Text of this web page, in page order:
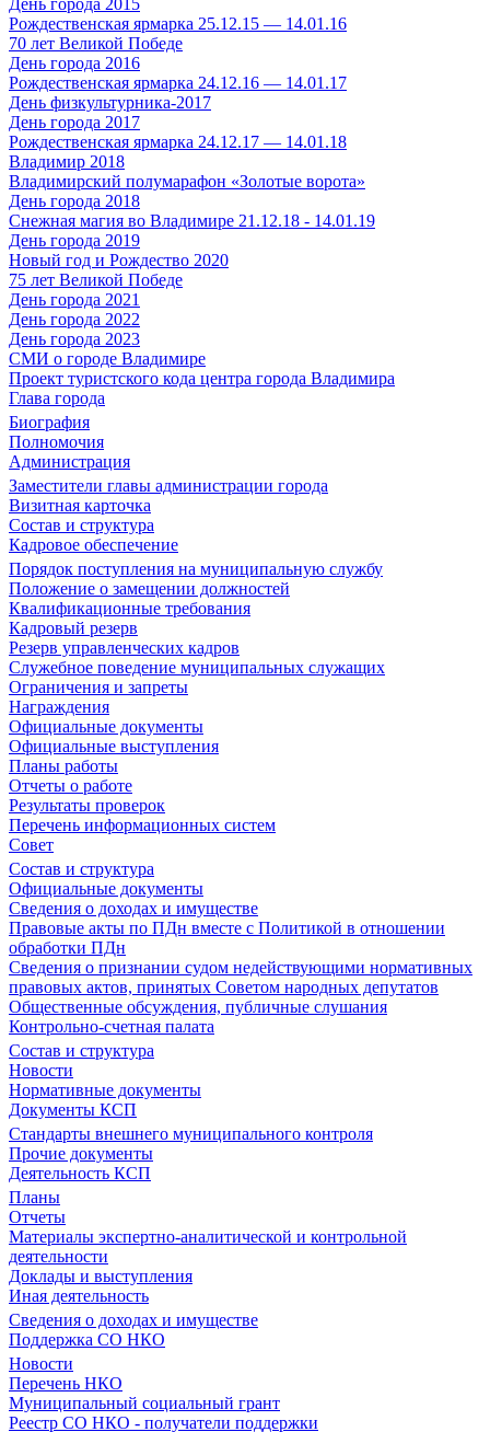
День города 2015
Рождественская ярмарка 25.12.15 — 14.01.16
70 лет Великой Победе
День города 2016
Рождественская ярмарка 24.12.16 — 14.01.17
День физкультурника-2017
День города 2017
Рождественская ярмарка 24.12.17 — 14.01.18
Владимир 2018
Владимирский полумарафон «Золотые ворота»
День города 2018
Снежная магия во Владимире 21.12.18 - 14.01.19
День города 2019
Новый год и Рождество 2020
75 лет Великой Победе
День города 2021
День города 2022
День города 2023
СМИ о городе Владимире
Проект туристского кода центра города Владимира
Глава города
Биография
Полномочия
Администрация
Заместители главы администрации города
Визитная карточка
Состав и структура
Кадровое обеспечение
Порядок поступления на муниципальную службу
Положение о замещении должностей
Квалификационные требования
Кадровый резерв
Резерв управленческих кадров
Служебное поведение муниципальных служащих
Ограничения и запреты
Награждения
Официальные документы
Официальные выступления
Планы работы
Отчеты о работе
Результаты проверок
Перечень информационных систем
Совет
Состав и структура
Официальные документы
Сведения о доходах и имуществе
Правовые акты по ПДн вместе с Политикой в отношении
обработки ПДн
Сведения о признании судом недействующими нормативных
правовых актов, принятых Советом народных депутатов
Общественные обсуждения, публичные слушания
Контрольно-счетная палата
Состав и структура
Новости
Нормативные документы
Документы КСП
Стандарты внешнего муниципального контроля
Прочие документы
Деятельность КСП
Планы
Отчеты
Материалы экспертно-аналитической и контрольной
деятельности
Доклады и выступления
Иная деятельность
Сведения о доходах и имуществе
Поддержка СО НКО
Новости
Перечень НКО
Муниципальный социальный грант
Реестр СО НКО - получатели поддержки